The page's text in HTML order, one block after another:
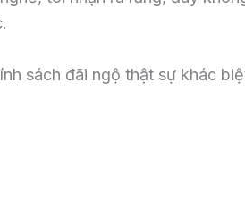
sách đãi ngộ thật sự khác